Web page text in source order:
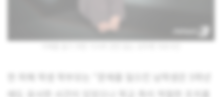
한 피해 학생 학부모는 “문제를 일으킨 남학생은 5학년
때도 유사한 사건이 있었으나 학교 측이 적절한 조치를